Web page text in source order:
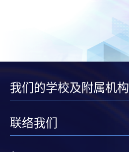
我们的学校及附属机构
联络我们